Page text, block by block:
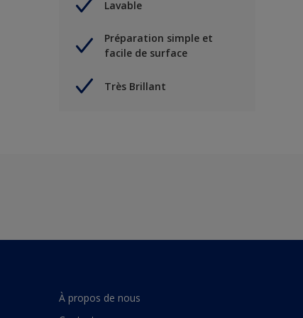
Lavable
Préparation simple et
facile de surface
Très Brillant
À propos de nous